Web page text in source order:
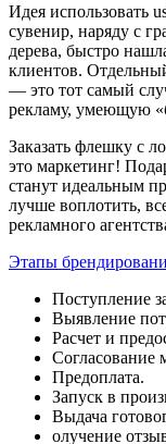
Идея использовать
сувенир, наряду с
дерева, быстро
клиентов.
— это тот самый
рекламу, умеющую
Заказать флешку с
это маркетинг!
станут идеальным
лучше воплотить,
рекламного
Этапы
Поступление
Выявление
Расчет и
Согласование
Предоплата.
Запуск в
Выдача
олучение